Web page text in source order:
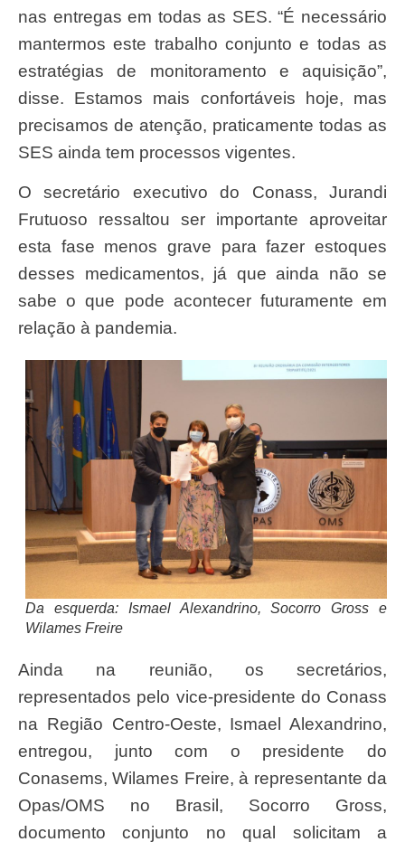
nas entregas em todas as SES. “É necessário
mantermos este trabalho conjunto e todas as
estratégias de monitoramento e aquisição”,
disse. Estamos mais confortáveis hoje, mas
precisamos de atenção, praticamente todas as
SES ainda tem processos vigentes.
O secretário executivo do Conass, Jurandi
Frutuoso ressaltou ser importante aproveitar
esta fase menos grave para fazer estoques
desses medicamentos, já que ainda não se
sabe o que pode acontecer futuramente em
relação à pandemia.
Da esquerda: Ismael Alexandrino, Socorro Gross e
Wilames Freire
Ainda na reunião, os secretários,
representados pelo vice-presidente do Conass
na Região Centro-Oeste, Ismael Alexandrino,
entregou, junto com o presidente do
Conasems, Wilames Freire, à representante da
Opas/OMS no Brasil, Socorro Gross,
documento conjunto no qual solicitam a